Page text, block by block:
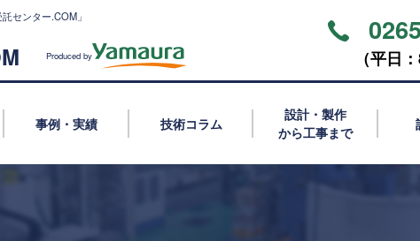
センター.COM」
Produced by （平⽇
事例・実績 技術コラム
設計・製作
から工事まで